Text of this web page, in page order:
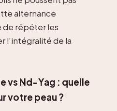
alternance
répéter les
l’intégralité de la
vs Nd-Yag : quelle
votre peau ?